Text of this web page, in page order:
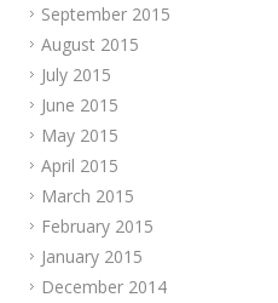
September 2015
August 2015
July 2015
June 2015
May 2015
April 2015
March 2015
February 2015
January 2015
December 2014